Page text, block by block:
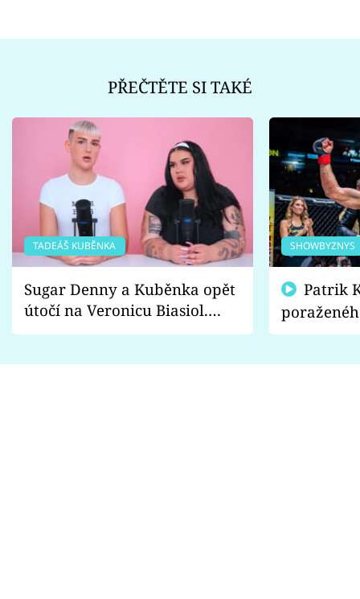
PŘEČTĚTE SI TAKÉ
TADEÁŠ KUBĚNKA
Sugar Denny a Kuběnka opět
útočí na Veronicu Biasiol.
Proč je podle nich falešná a
SHOWBYZNYS
fanoušci